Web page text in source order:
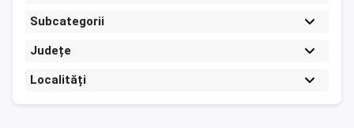
Subcategorii
Județe
Localități